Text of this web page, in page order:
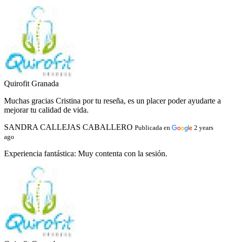
Quirofit Granada
Muchas gracias Cristina por tu reseña, es un placer poder ayudarte a
mejorar tu calidad de vida.
SANDRA CALLEJAS CABALLERO Publicada en
2 years
ago
Experiencia fantástica: Muy contenta con la sesión.